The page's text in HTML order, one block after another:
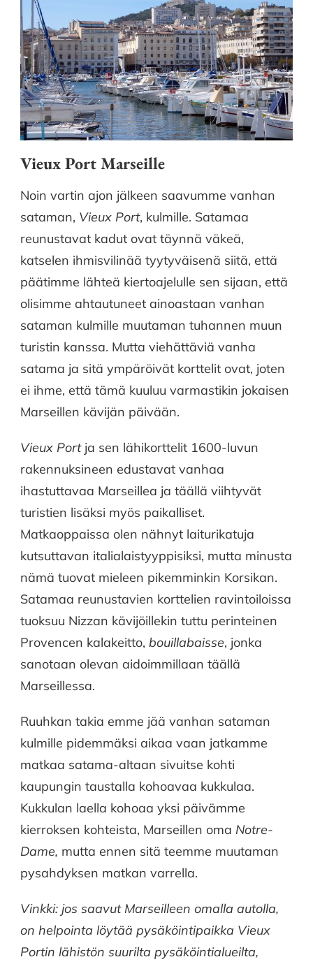
Vieux Port Marseille
Noin vartin ajon jälkeen saavumme vanhan
sataman, Vieux Port, kulmille. Satamaa
reunustavat kadut ovat täynnä väkeä,
katselen ihmisvilinää tyytyväisenä siitä, että
päätimme lähteä kiertoajelulle sen sijaan, että
olisimme ahtautuneet ainoastaan vanhan
sataman kulmille muutaman tuhannen muun
turistin kanssa. Mutta viehättäviä vanha
satama ja sitä ympäröivät korttelit ovat, joten
ei ihme, että tämä kuuluu varmastikin jokaisen
Marseillen kävijän päivään.
Vieux Port ja sen lähikorttelit 1600-luvun
rakennuksineen edustavat vanhaa
ihastuttavaa Marseillea ja täällä viihtyvät
turistien lisäksi myös paikalliset.
Matkaoppaissa olen nähnyt laiturikatuja
kutsuttavan italialaistyyppisiksi, mutta minusta
nämä tuovat mieleen pikemminkin Korsikan.
Satamaa reunustavien korttelien ravintoiloissa
tuoksuu Nizzan kävijöillekin tuttu perinteinen
Provencen kalakeitto, bouillabaisse, jonka
sanotaan olevan aidoimmillaan täällä
Marseillessa.
Ruuhkan takia emme jää vanhan sataman
kulmille pidemmäksi aikaa vaan jatkamme
matkaa satama-altaan sivuitse kohti
kaupungin taustalla kohoavaa kukkulaa.
Kukkulan laella kohoaa yksi päivämme
kierroksen kohteista, Marseillen oma Notre-
Dame, mutta ennen sitä teemme muutaman
pysahdyksen matkan varrella.
Vinkki: jos saavut Marseilleen omalla autolla,
on helpointa löytää pysäköintipaikka Vieux
Portin lähistön suurilta pysäköintialueilta,